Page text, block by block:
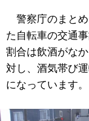
警察庁のまとめ
た自転車の交通
割合は飲酒がな
対し、酒気帯び
になっています。